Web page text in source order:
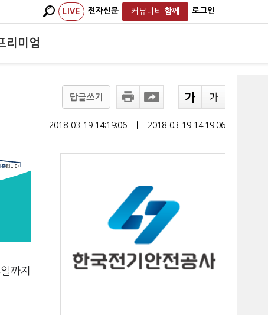
LIVE 전자신문 커뮤니티 함께 로그인
리미엄
답글쓰기
2018-03-19 14:19:06 2018-03-19 14:19:06
까지